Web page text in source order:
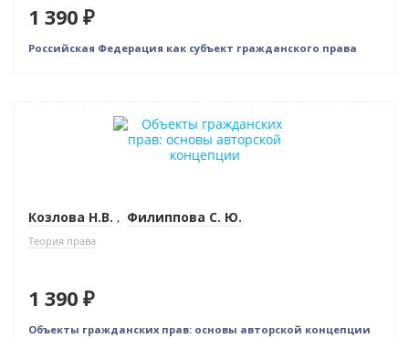
1 390 ₽
Российская Федерация как субъект гражданского права
Козлова Н.В. , Филиппова С. Ю.
Теория права
1 390 ₽
Объекты гражданских прав: основы авторской концепции